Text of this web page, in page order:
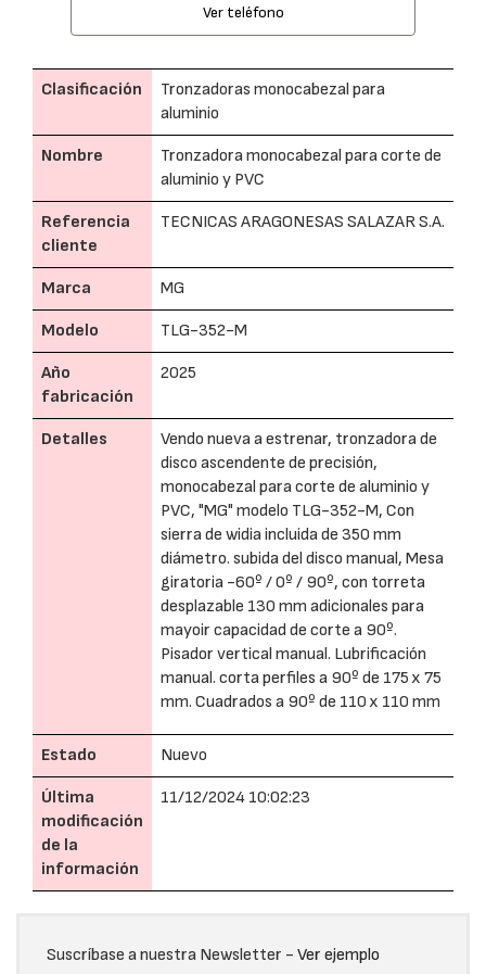
Ver teléfono
Clasificación
Tronzadoras monocabezal para
aluminio
Nombre
Tronzadora monocabezal para corte de
aluminio y PVC
Referencia
cliente
TECNICAS ARAGONESAS SALAZAR S.A.
Marca MG
Modelo TLG-352-M
Año
fabricación
2025
Detalles
Vendo nueva a estrenar, tronzadora de
disco ascendente de precisión,
monocabezal para corte de aluminio y
PVC, "MG" modelo TLG-352-M, Con
sierra de widia incluida de 350 mm
diámetro. subida del disco manual, Mesa
giratoria -60º / 0º / 90º, con torreta
desplazable 130 mm adicionales para
mayoir capacidad de corte a 90º.
Pisador vertical manual. Lubrificación
manual. corta perfiles a 90º de 175 x 75
mm. Cuadrados a 90º de 110 x 110 mm
Estado Nuevo
Última
modificación
de la
información
11/12/2024 10:02:23
Suscríbase a nuestra Newsletter - Ver ejemplo